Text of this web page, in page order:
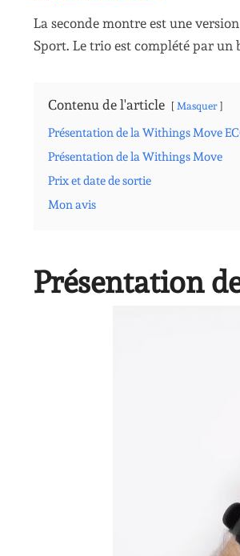
La seconde montre est une
Sport. Le trio est complété par un
Contenu de l'article Masquer
Présentation de la Withings Move
Présentation de la Withings Move
Prix et date de sortie
Mon avis
Présentation